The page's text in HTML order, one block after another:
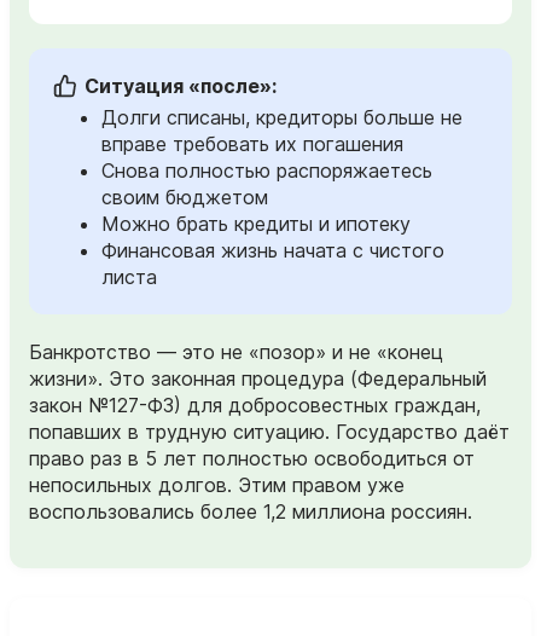
Ситуация «после»:
Долги списаны, кредиторы больше не
вправе требовать их погашения
Снова полностью распоряжаетесь
своим бюджетом
Можно брать кредиты и ипотеку
Финансовая жизнь начата с чистого
листа
Банкротство — это не «позор» и не «конец
жизни». Это законная процедура (Федеральный
закон №127-ФЗ) для добросовестных граждан,
попавших в трудную ситуацию. Государство даёт
право раз в 5 лет полностью освободиться от
непосильных долгов. Этим правом уже
воспользовались более 1,2 миллиона россиян.